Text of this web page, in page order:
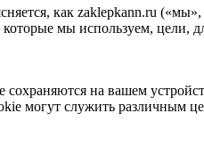
как zaklepkann.ru
мы используем,
на вашем
могут служить различным